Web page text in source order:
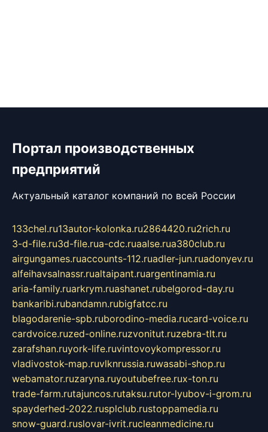
Портал производственных
предприятий
Актуальный каталог компаний по всей России
133chel.ru13autor-kolonka.ru2864420.ru2rich.ru
3-d-file.ru3d-file.rua-cdc.ruaalse.rua380club.ru
airgungames.ruaccounts-112.ruadler-jun.ruadonyev.ru
alfeihavsalnassr.rualtaipant.ruargentinamia.ru
aria-family.ruarkrym.ruashanet.rubelgorod-day.ru
bankaribi.rubandamn.rubigfatcc.ru
blagodarenie-spb.ruborodino-media.rucard-voice.ru
cardvoice.ruzed-online.ruzvonitut.ruzebra-tlt.ru
zarafshan.ruyork-life.ruvintovoykompressor.ru
vladivostok-map.ruvlknrussia.ruwasabi-shop.ru
webamator.ruzaryna.ruyoutubefree.rux-ton.ru
trade-farm.rutajuncos.rutaksu.rutor-lyubov-i-grom.ru
spayderhed-2022.rusplclub.rustoppamedia.ru
snow-guard.ruslovar-ivrit.rucleanmedicine.ru